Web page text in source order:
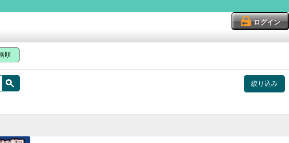
ログイン
順
絞り込み